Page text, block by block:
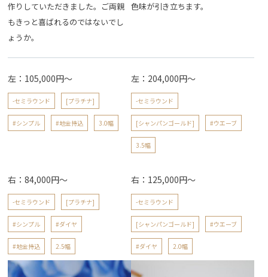
作りしていただきました。ご両親
もきっと喜ばれるのではないでし
ょうか。
左：105,000円～
-セミラウンド [プラチナ]
#シンプル #地金持込 3.0幅
右：84,000円～
-セミラウンド [プラチナ]
#シンプル #ダイヤ
#地金持込 2.5幅
色味が引き立ちます。
左：204,000円～
-セミラウンド
[シャンパンゴールド] #ウエーブ
3.5幅
右：125,000円～
-セミラウンド
[シャンパンゴールド] #ウエーブ
#ダイヤ 2.0幅